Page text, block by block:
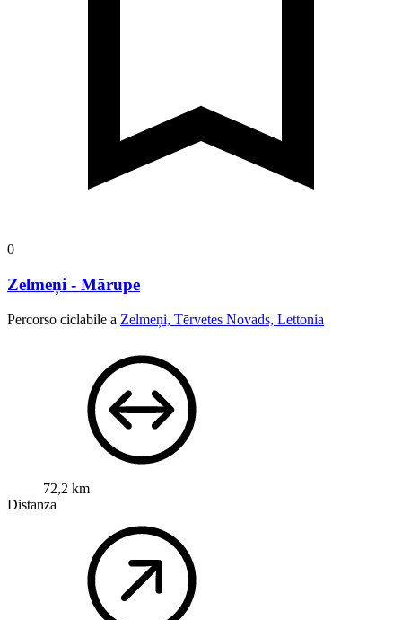
0
Zelmeņi - Mārupe
Percorso ciclabile a Zelmeņi, Tērvetes Novads, Lettonia
72,2 km
Distanza